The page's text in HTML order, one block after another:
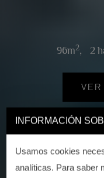
INFORMACIÓN
Usamos cookies
analíticas. Para saber
96m2, 2